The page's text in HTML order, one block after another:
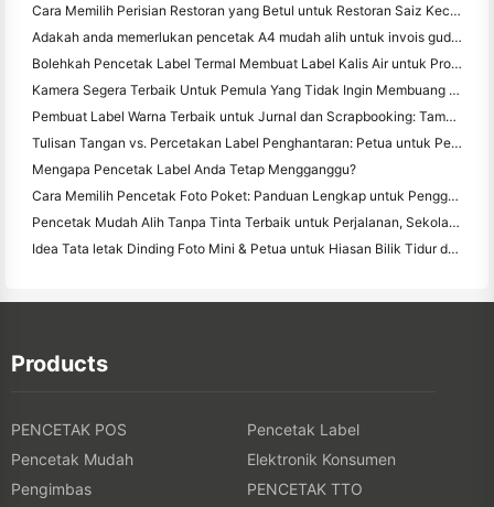
Cara Memilih Perisian Restoran yang Betul untuk Restoran Saiz Kecil atau Pertengahan Anda
Adakah anda memerlukan pencetak A4 mudah alih untuk invois gudang? Apa yang sebenarnya berfungsi
Bolehkah Pencetak Label Termal Membuat Label Kalis Air untuk Produk Perniagaan Kecil?
Kamera Segera Terbaik Untuk Pemula Yang Tidak Ingin Membuang Kertas
Pembuat Label Warna Terbaik untuk Jurnal dan Scrapbooking: Tambah Lebih Banyak Warna ke Setiap Halaman
Tulisan Tangan vs. Percetakan Label Penghantaran: Petua untuk Perniagaan Kecil pada 2026
Mengapa Pencetak Label Anda Tetap Mengganggu?
Cara Memilih Pencetak Foto Poket: Panduan Lengkap untuk Pengguna Jurnal, Perjalanan, dan iPhone
Pencetak Mudah Alih Tanpa Tinta Terbaik untuk Perjalanan, Sekolah, dan Kerja Mudah Alih: Hanin MT620 Pro Review
Idea Tata letak Dinding Foto Mini & Petua untuk Hiasan Bilik Tidur dan Asrama
Products
PENCETAK POS
Pencetak Label
Pencetak Mudah
Elektronik Konsumen
Pengimbas
PENCETAK TTO